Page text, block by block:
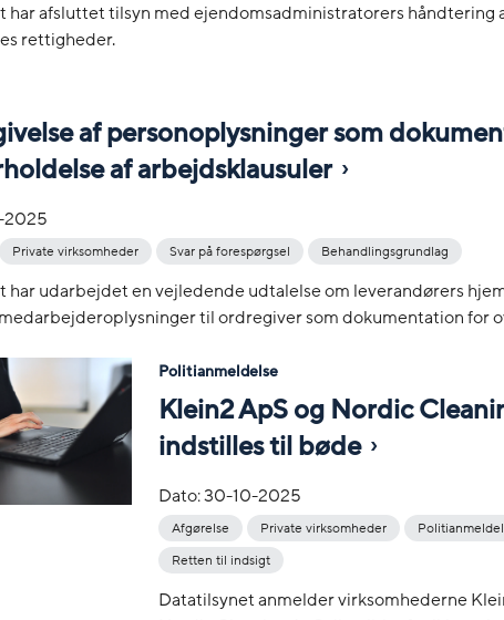
har afsluttet tilsyn med ejendomsadministratorers håndtering
rettigheder.
af personoplysninger som
af arbejdsklausuler
2025
Private virksomheder Svar på forespørgsel Behandlingsgrundlag
har udarbejdet en vejledende udtalelse om leverandørers
til ordregiver som dokumentation for
Politianmeldelse
Klein2 ApS og Nordic
indstilles til bøde
Dato:30-10-2025
Afgørelse Private virksomheder
Retten til indsigt
Datatilsynet anmelder virksomhederne